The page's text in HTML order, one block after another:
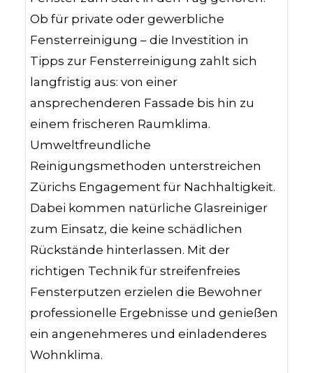
Ob für private oder gewerbliche
Fensterreinigung – die Investition in
Tipps zur Fensterreinigung zahlt sich
langfristig aus: von einer
ansprechenderen Fassade bis hin zu
einem frischeren Raumklima.
Umweltfreundliche
Reinigungsmethoden unterstreichen
Zürichs Engagement für Nachhaltigkeit.
Dabei kommen natürliche Glasreiniger
zum Einsatz, die keine schädlichen
Rückstände hinterlassen. Mit der
richtigen Technik für streifenfreies
Fensterputzen erzielen die Bewohner
professionelle Ergebnisse und genießen
ein angenehmeres und einladenderes
Wohnklima.